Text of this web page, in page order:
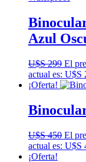
Azul
U$S299 El
actual es: U$S
¡Oferta!
U$S450 El
actual es: U$S
¡Oferta!